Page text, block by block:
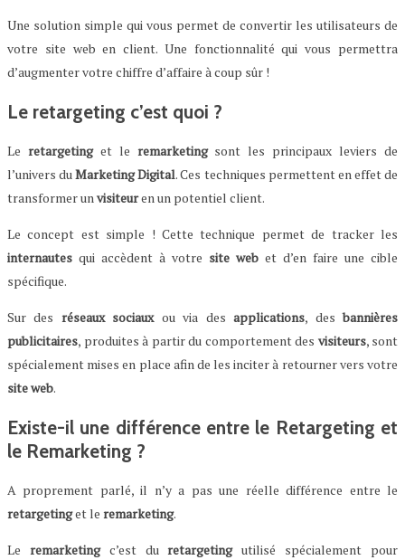
Une solution simple qui vous permet de convertir les utilisateurs de
votre site web en client. Une fonctionnalité qui vous permettra
d’augmenter votre chiffre d’affaire à coup sûr !
Le retargeting c’est quoi ?
Le retargetinget le remarketingsont les principaux leviers de
l’univers duMarketingDigital. Ces techniques permettent en effet de
transformer unvisiteuren un potentiel client.
Le concept est simple ! Cette technique permet de tracker les
internautes qui accèdent à votre site web et d’en faire une cible
spécifique.
Sur des réseaux sociauxou via desapplications, desbannières
publicitaires, produites à partir du comportement des visiteurs, sont
spécialement mises en place afin de les inciter à retourner vers votre
siteweb.
Existe-il une différence entre le Retargeting et
le Remarketing ?
A proprement parlé, il n’y a pas une réelle différence entre le
retargetinget le remarketing.
Le remarketingc’est duretargetingutilisé spécialement pour